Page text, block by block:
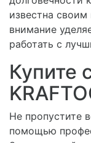
известна
внимание
работать с
Купите
Не пропустите
помощью